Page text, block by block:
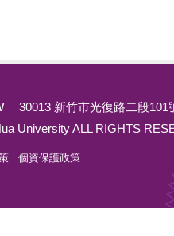
｜ 30013 新竹市光復路二段101
University ALL RIGHTS
個資保護政策